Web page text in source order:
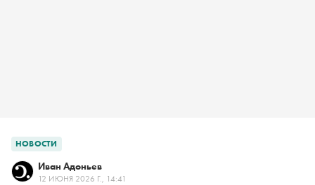
НОВОСТИ
Иван Адоньев
12 ИЮНЯ 2026 Г., 14:41